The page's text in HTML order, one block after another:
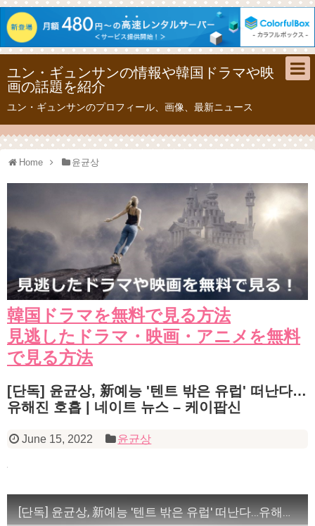
ユン・ギュンサンの情報や韓国ドラマや映
画の話題を紹介
ユン・ギュンサンのプロフィール、画像、最新ニュース
Home 윤균상
韓国ドラマを無料で見る方法
見逃したドラマ・映画・アニメを無料
で見る方法
[단독] 윤균상, 新예능 '텐트 밖은 유럽' 떠난다…
유해진 호흡 | 네이트 뉴스 – 케이팝신
June 15, 2022 윤균상
[단독] 윤균상, 新예능 '텐트 밖은 유럽' 떠난다…유해진 호흡 | 네이트 뉴스 – 케이팝신